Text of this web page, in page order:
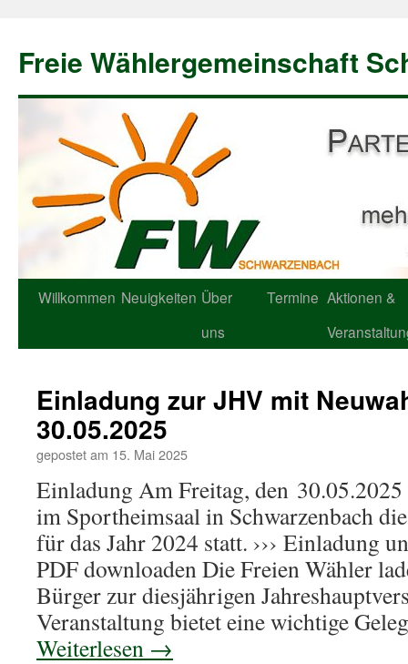
Freie Wählergemeinschaft
Willkommen Neuigkeiten Über
uns
Termine Aktionen &
Einladung zur JHV mit
30.05.2025
gepostet am 15. Mai 2025
Einladung Am Freitag, den
im Sportheimsaal in Schwarzenbach
für das Jahr 2024 statt. ››› Einladung
PDF downloaden Die Freien Wähler
Bürger zur diesjährigen
Veranstaltung bietet eine wichtige
Weiterlesen →